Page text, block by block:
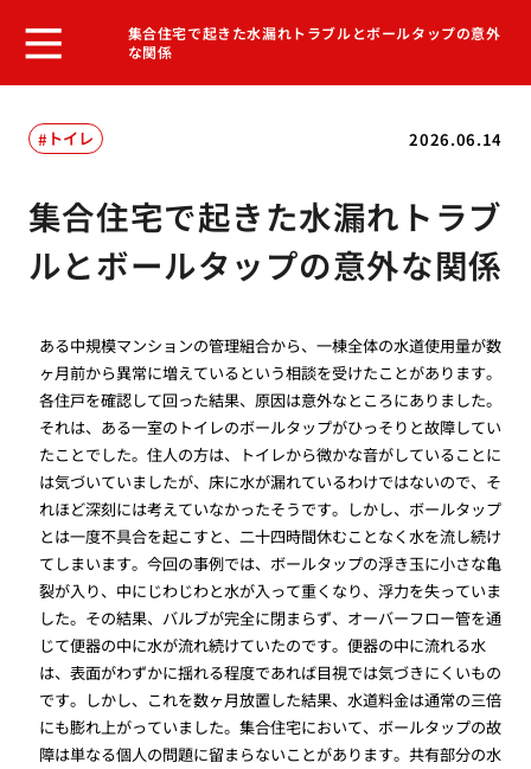
集合住宅で起きた水漏れトラブルとボールタップの意外
な関係
2026.06.14
トイレ
集合住宅で起きた水漏れトラブ
ルとボールタップの意外な関係
ある中規模マンションの管理組合から、一棟全体の水道使用量が数
ヶ月前から異常に増えているという相談を受けたことがあります。
各住戸を確認して回った結果、原因は意外なところにありました。
それは、ある一室のトイレのボールタップがひっそりと故障してい
たことでした。住人の方は、トイレから微かな音がしていることに
は気づいていましたが、床に水が漏れているわけではないので、そ
れほど深刻には考えていなかったそうです。しかし、ボールタップ
とは一度不具合を起こすと、二十四時間休むことなく水を流し続け
てしまいます。今回の事例では、ボールタップの浮き玉に小さな亀
裂が入り、中にじわじわと水が入って重くなり、浮力を失っていま
した。その結果、バルブが完全に閉まらず、オーバーフロー管を通
じて便器の中に水が流れ続けていたのです。便器の中に流れる水
は、表面がわずかに揺れる程度であれば目視では気づきにくいもの
です。しかし、これを数ヶ月放置した結果、水道料金は通常の三倍
にも膨れ上がっていました。集合住宅において、ボールタップの故
障は単なる個人の問題に留まらないことがあります。共有部分の水